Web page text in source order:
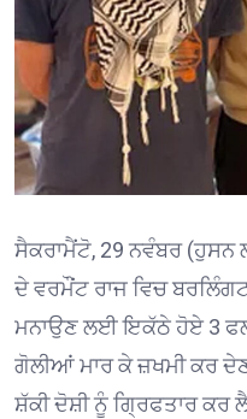
ਸੈਕਰਾਮੈਂਟੋ, 29 ਨਵੰਬਰ
ਦੇ ਵਰਮੌਂਟ ਰਾਜ ਵਿਚ
ਮਨਾਉਣ ਲਈ ਇਕੱਠੇ ਹੋਏ 3
ਗੋਲੀਆਂ ਮਾਰ ਕੇ ਜ਼ਖਮੀ ਕਰ
ਸ਼ੱਕੀ ਦੋਸ਼ੀ ਨੂੰ ਗ੍ਰਿਫਤਾਰ ਕਰ